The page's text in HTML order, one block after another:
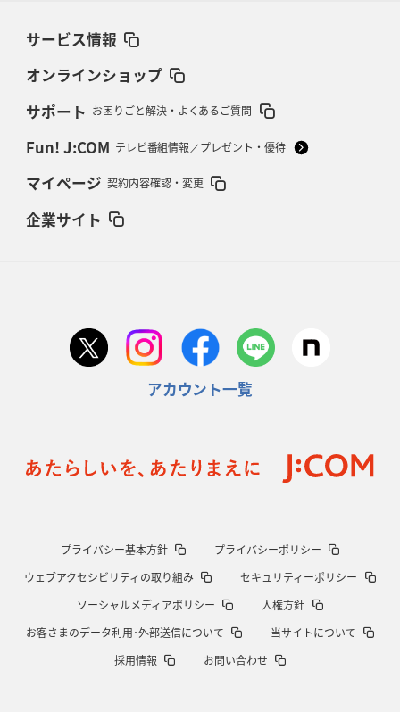
サービス情報
オンラインショップ
サポート お困りごと解決・よくあるご質問
Fun! J:COM テレビ番組情報／プレゼント・優待
マイページ 契約内容確認・変更
企業サイト
アカウント一覧
プライバシー基本方針
プライバシーポリシー
ウェブアクセシビリティの取り組み
セキュリティーポリシー
ソーシャルメディアポリシー
人権方針
お客さまのデータ利用･外部送信について
当サイトについて
採用情報
お問い合わせ